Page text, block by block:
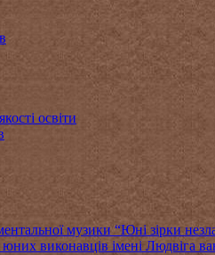
освіти
музики “Юні зірки
виконавців імені Людвіга